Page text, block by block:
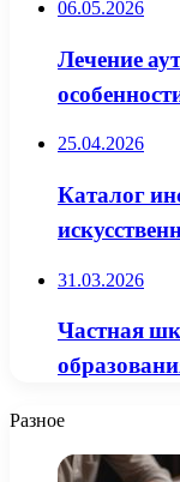
06.05.2026
Лечение
25.04.2026
Каталог
31.03.2026
Частная
Разное